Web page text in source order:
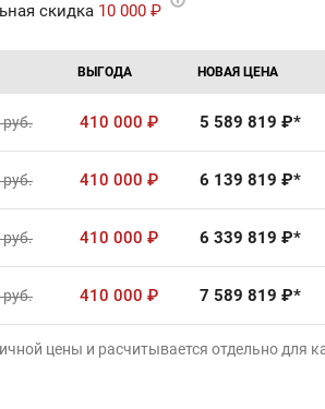
скидка 10 000 ₽
ВЫГОДА НОВАЯ ЦЕНА
руб. 410 000 ₽ 5 589 819 ₽*
руб. 410 000 ₽ 6 139 819 ₽*
руб. 410 000 ₽ 6 339 819 ₽*
руб. 410 000 ₽ 7 589 819 ₽*
цены и расчитывается отдельно для